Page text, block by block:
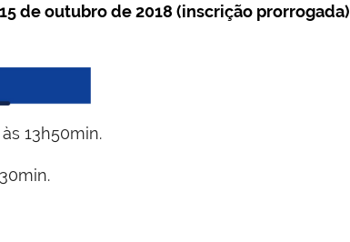
de outubro de 2018 (inscrição prorrogada)
13h50min.